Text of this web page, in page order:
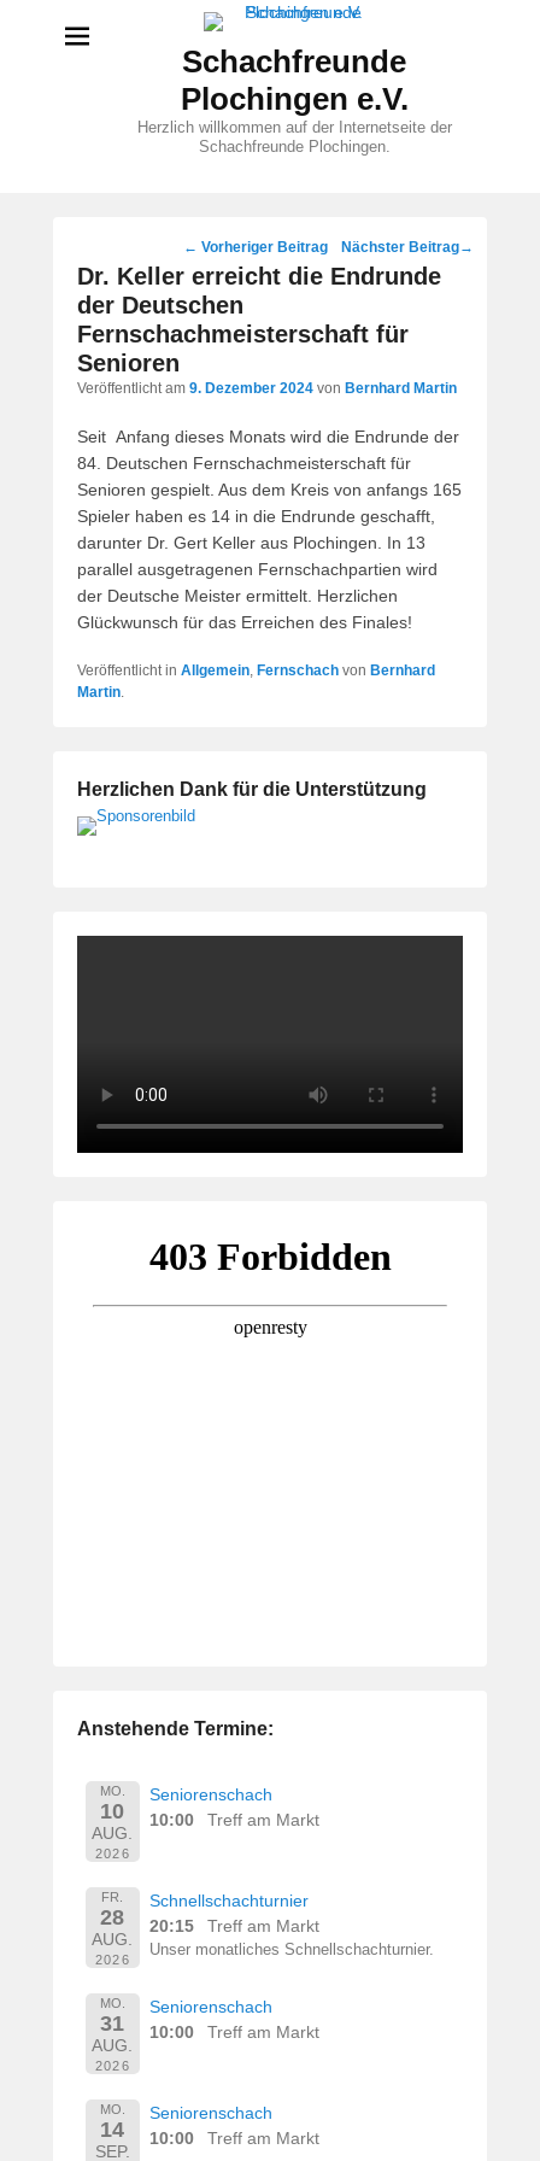
Schachfreunde
Plochingen e.V.
Herzlich willkommen auf der Internetseite der
Schachfreunde Plochingen.
Beitragsnavigation
← Vorheriger Beitrag Nächster Beitrag→
Dr. Keller erreicht die Endrunde
der Deutschen
Fernschachmeisterschaft für
Senioren
Veröffentlicht am 9. Dezember 2024 von Bernhard Martin
Seit Anfang dieses Monats wird die Endrunde der
84. Deutschen Fernschachmeisterschaft für
Senioren gespielt. Aus dem Kreis von anfangs 165
Spieler haben es 14 in die Endrunde geschafft,
darunter Dr. Gert Keller aus Plochingen. In 13
parallel ausgetragenen Fernschachpartien wird
der Deutsche Meister ermittelt. Herzlichen
Glückwunsch für das Erreichen des Finales!
Veröffentlicht in Allgemein, Fernschach von Bernhard
Martin.
Herzlichen Dank für die Unterstützung
Anstehende Termine:
MO.
10
AUG.
2026
Seniorenschach
10:00
Treff am Markt
FR.
28
AUG.
2026
Schnellschachturnier
20:15
Treff am Markt
Unser monatliches Schnellschachturnier.
MO.
31
AUG.
2026
Seniorenschach
10:00
Treff am Markt
MO.
14
SEP.
Seniorenschach
10:00
Treff am Markt